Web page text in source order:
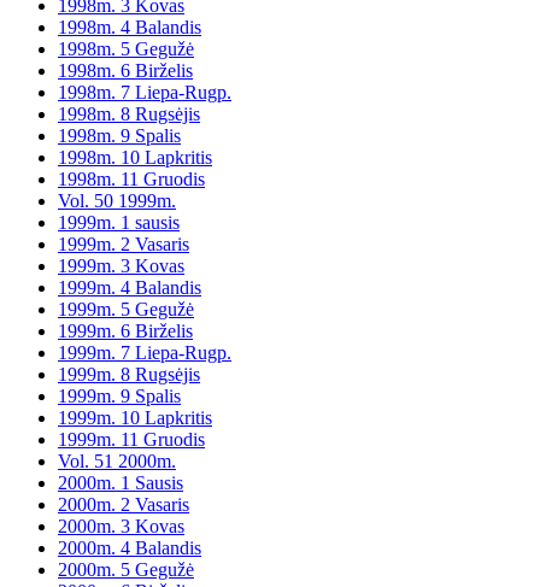
1998m. 3 Kovas
1998m. 4 Balandis
1998m. 5 Gegužė
1998m. 6 Birželis
1998m. 7 Liepa-Rugp.
1998m. 8 Rugsėjis
1998m. 9 Spalis
1998m. 10 Lapkritis
1998m. 11 Gruodis
Vol. 50 1999m.
1999m. 1 sausis
1999m. 2 Vasaris
1999m. 3 Kovas
1999m. 4 Balandis
1999m. 5 Gegužė
1999m. 6 Birželis
1999m. 7 Liepa-Rugp.
1999m. 8 Rugsėjis
1999m. 9 Spalis
1999m. 10 Lapkritis
1999m. 11 Gruodis
Vol. 51 2000m.
2000m. 1 Sausis
2000m. 2 Vasaris
2000m. 3 Kovas
2000m. 4 Balandis
2000m. 5 Gegužė